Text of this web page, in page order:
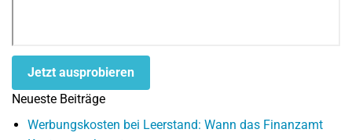
Jetzt ausprobieren
Neueste Beiträge
Werbungskosten bei Leerstand: Wann das Finanzamt